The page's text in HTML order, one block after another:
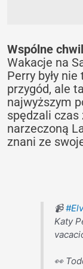
Wspólne
Wakacje na
Perry były
przygód, ale
najwyższym
spędzali
narzeczoną
znani ze
📹
Katy
👀